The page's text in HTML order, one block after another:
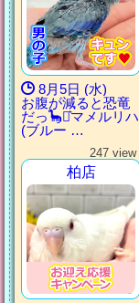
8月5日 (水)
お腹が減ると恐竜
だっ🦕⋆͛マメルリハ
(ブルー …
247 view
柏店